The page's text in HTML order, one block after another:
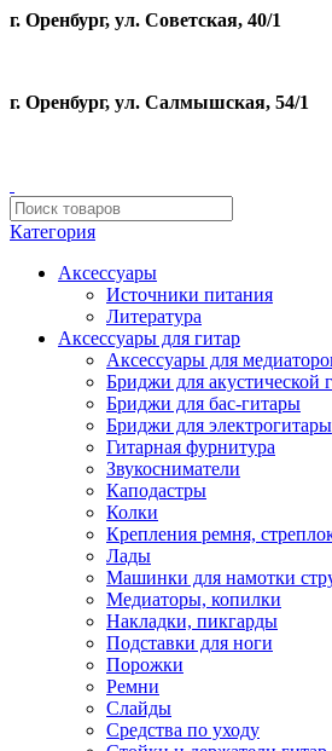
г. Оренбург, ул. Советская, 40/1
г. Оренбург, ул. Салмышская, 54/1
Категория
Аксессуары
Источники питания
Литература
Аксессуары для гитар
Аксессуары для
Бриджи для акустической
Бриджи для бас-гитары
Бриджи для электрогитары
Гитарная фурнитура
Звукосниматели
Каподастры
Колки
Крепления ремня,
Лады
Машинки для намотки
Медиаторы, копилки
Накладки, пикгарды
Подставки для ноги
Порожки
Ремни
Слайды
Средства по уходу